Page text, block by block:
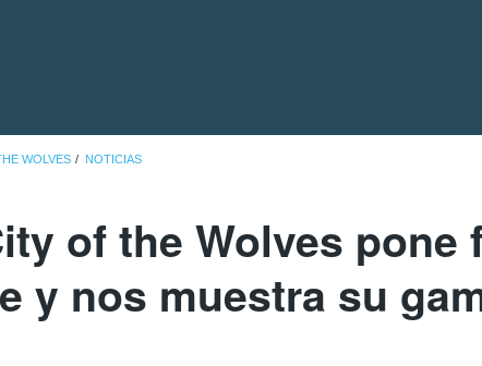
WOLVES NOTICIAS
of the Wolves pone
y nos muestra su